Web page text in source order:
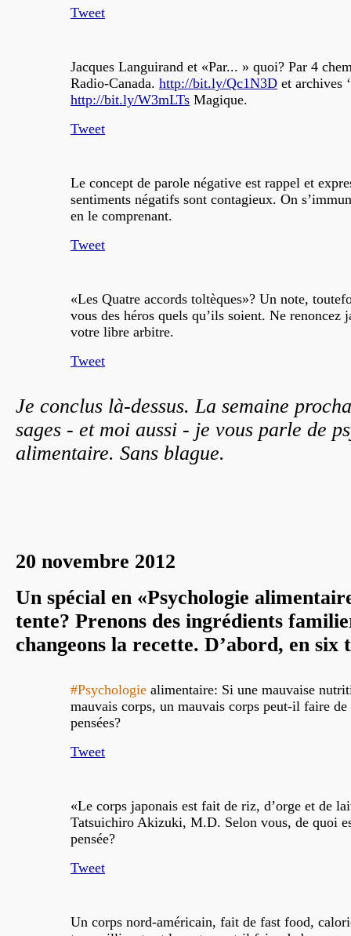
Tweet
Jacques Languirand et «Par... » quoi? Par 4
Radio-Canada. http://bit.ly/Qc1N3D et archives
http://bit.ly/W3mLTs Magique.
Tweet
Le concept de parole négative est rappel et
sentiments négatifs sont contagieux. On
en le comprenant.
Tweet
«Les Quatre accords toltèques»? Un note,
vous des héros quels qu’ils soient. Ne renoncez
votre libre arbitre.
Tweet
Je conclus là-dessus. La semaine
sages - et moi aussi - je vous parle de
alimentaire. Sans blague.
20 novembre 2012
Un spécial en «Psychologie
tente? Prenons des ingrédients
changeons la recette. D’abord, en
#Psychologie alimentaire: Si une mauvaise
mauvais corps, un mauvais corps peut-il faire de
pensées?
Tweet
«Le corps japonais est fait de riz, d’orge et de
Tatsuichiro Akizuki, M.D. Selon vous, de quoi
pensée?
Tweet
Un corps nord-américain, fait de fast food,